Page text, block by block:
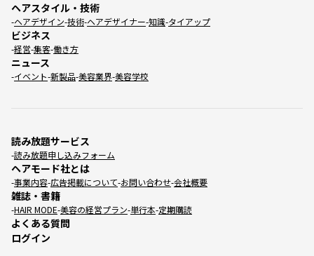
ヘアスタイル・技術
ヘアデザイン 技術 ヘアデザイナー 知識 タイアップ
ビジネス
経営 集客 働き方
ニュース
イベント 新製品 美容業界 美容学校
読み放題サービス
読み放題申し込みフォーム
ヘアモード社とは
事業内容 広告掲載について お問い合わせ 会社概要
雑誌・書籍
HAIR MODE 美容の経営プラン 単行本 定期購読
よくある質問
ログイン